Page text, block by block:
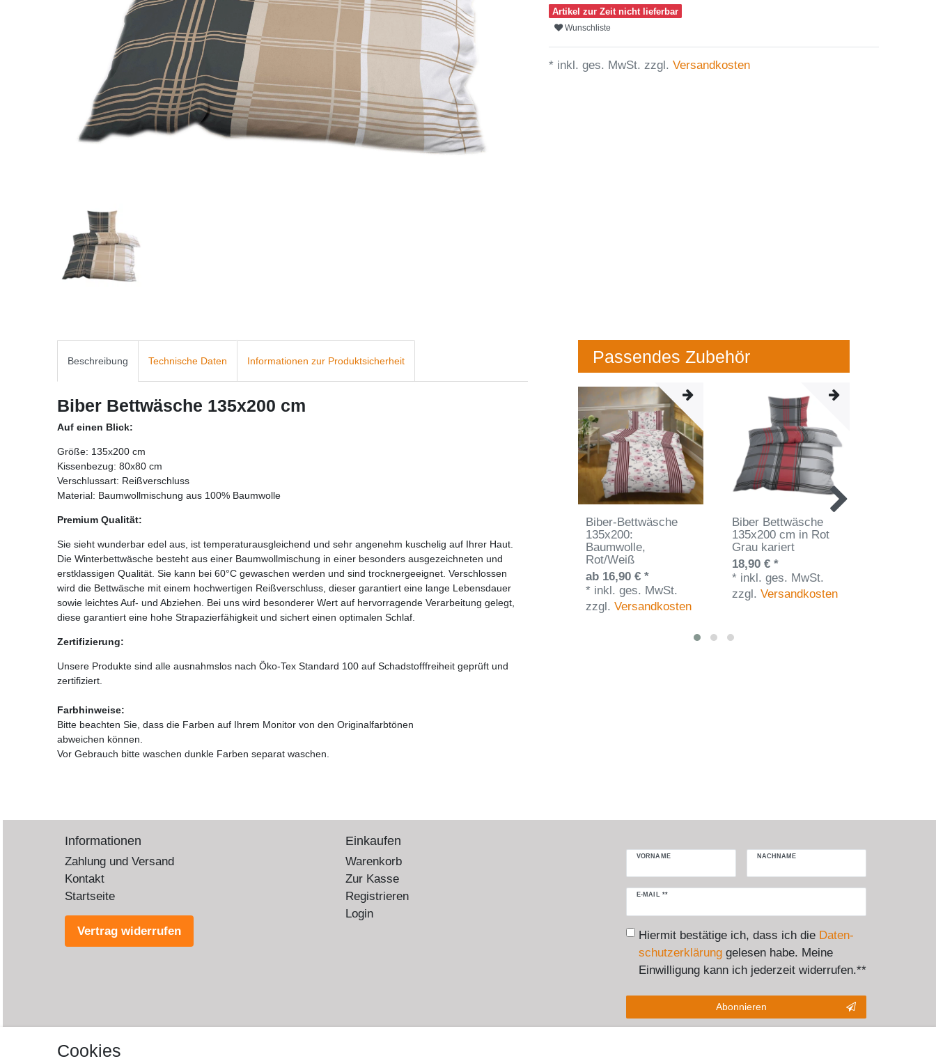
Artikel zur Zeit nicht lieferbar
Wunschliste
* inkl. ges. MwSt. zzgl. Versandkosten
Beschreibung Technische Daten Informationen zur Produktsicherheit
Biber Bettwäsche 135x200 cm
Auf einen Blick:
Größe: 135x200 cm
Kissenbezug: 80x80 cm
Verschlussart: Reißverschluss
Material: Baumwollmischung aus 100% Baumwolle
Premium Qualität:
Sie sieht wunderbar edel aus, ist temperaturausgleichend und sehr angenehm kuschelig auf Ihrer Haut.
Die Winterbettwäsche besteht aus einer Baumwollmischung in einer besonders ausgezeichneten und
erstklassigen Qualität. Sie kann bei 60°C gewaschen werden und sind trocknergeeignet. Verschlossen
wird die Bettwäsche mit einem hochwertigen Reißverschluss, dieser garantiert eine lange Lebensdauer
sowie leichtes Auf- und Abziehen. Bei uns wird besonderer Wert auf hervorragende Verarbeitung gelegt,
diese garantiert eine hohe Strapazierfähigkeit und sichert einen optimalen Schlaf.
Zertifizierung:
Unsere Produkte sind alle ausnahmslos nach Öko-Tex Standard 100 auf Schadstofffreiheit geprüft und
zertifiziert.
Farbhinweise:
Bitte beachten Sie, dass die Farben auf Ihrem Monitor von den Originalfarbtönen
abweichen können.
Vor Gebrauch bitte waschen dunkle Farben separat waschen.
Passendes Zubehör
Biber-Bettwäsche
135x200:
Baumwolle,
Rot/Weiß
ab 16,90 € *
* inkl. ges. MwSt.
zzgl. Versandkosten
Biber Bettwäsche
135x200 cm in Rot
Grau kariert
18,90 € *
* inkl. ges. MwSt.
zzgl. Versandkosten
Informationen
Zahlung und Versand
Kontakt
Startseite
Vertrag widerrufen
Einkaufen
Warenkorb
Zur Kasse
Registrieren
Login
VORNAME NACHNAME
E-MAIL **
Newsletter
Hiermit bestätige ich, dass ich die Daten­
schutz­erklärunggelesen habe. Meine
Einwilligung kann ich jederzeit widerrufen.**
Abonnieren
Cookies